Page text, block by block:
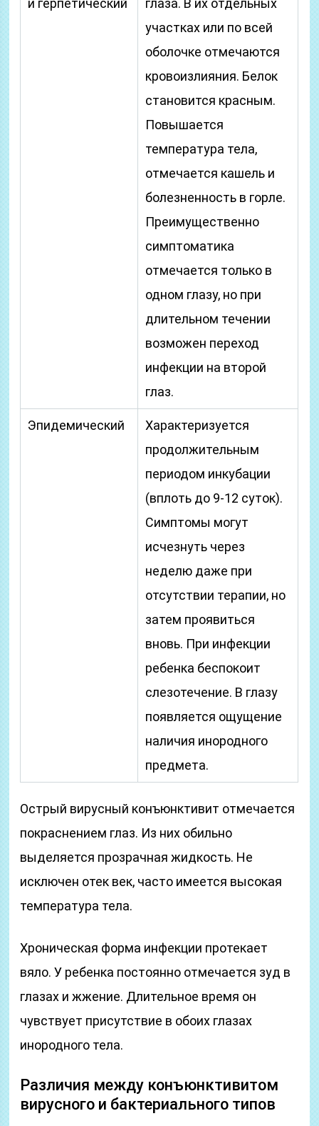
и герпетический
глаза. В их отдельных
участках или по всей
оболочке отмечаются
кровоизлияния. Белок
становится красным.
Повышается
температура тела,
отмечается кашель и
болезненность в горле.
Преимущественно
симптоматика
отмечается только в
одном глазу, но при
длительном течении
возможен переход
инфекции на второй
глаз.
Эпидемический
Характеризуется
продолжительным
периодом инкубации
(вплоть до 9-12 суток).
Симптомы могут
исчезнуть через
неделю даже при
отсутствии терапии, но
затем проявиться
вновь. При инфекции
ребенка беспокоит
слезотечение. В глазу
появляется ощущение
наличия инородного
предмета.
Острый вирусный конъюнктивит отмечается
покраснением глаз. Из них обильно
выделяется прозрачная жидкость. Не
исключен отек век, часто имеется высокая
температура тела.
Хроническая форма инфекции протекает
вяло. У ребенка постоянно отмечается зуд в
глазах и жжение. Длительное время он
чувствует присутствие в обоих глазах
инородного тела.
Различия между конъюнктивитом
вирусного и бактериального типов